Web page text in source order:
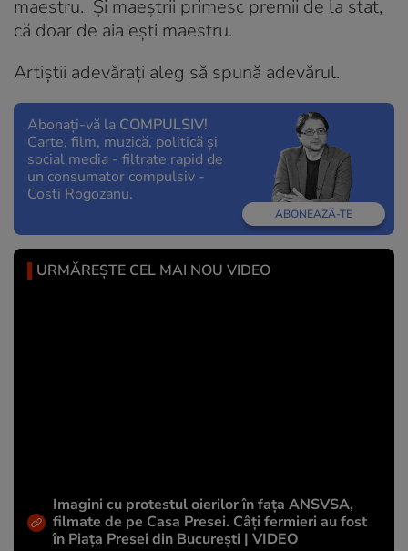
maestru. Și maeștrii primesc premii de la stat,
că doar de aia ești maestru.
Artiștii adevărați aleg să spună adevărul.
Abonați-vă la COMPULSIV!
Carte, film, muzică, politică și
social media - filtrate rapid de
un consumator compulsiv -
Costi Rogozanu.
ABONEAZĂ-TE
URMĂREȘTE CEL MAI NOU VIDEO
Imagini cu protestul oierilor în fața ANSVSA,
filmate de pe Casa Presei. Câți fermieri au fost
în Piața Presei din București | VIDEO